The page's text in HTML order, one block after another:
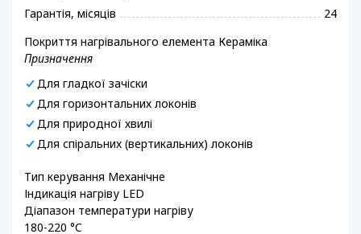
Гарантія, місяців
24
Покриття нагрівального елемента Кераміка
Призначення
Для гладкої зачіски
Для горизонтальних локонів
Для природної хвилі
Для спіральних (вертикальних) локонів
Тип керування Механічне
Індикація нагріву LED
Діапазон температури нагріву
180-220 °C